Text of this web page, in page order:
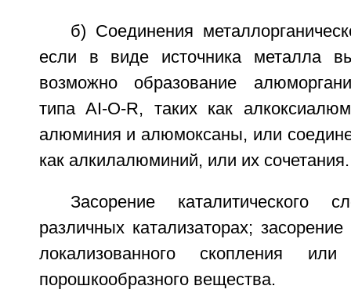
б) Соединения
если в виде источника металла
возможно образование
типа AI-O-R, таких как
алюминия и алюмоксаны, или
как алкилалюминий, или их сочетания.
Засорение каталитического
различных катализаторах;
локализованного скопления или
порошкообразного вещества.